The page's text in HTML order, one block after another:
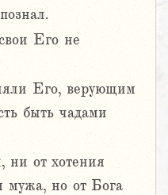
Его не
Его, верующим
быть чадами
ни от хотения
мужа, но от Бога